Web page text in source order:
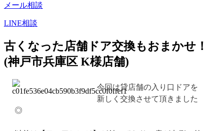
メール相談
LINE相談
古くなった店舗ドア交換もおまかせ！
(神戸市兵庫区 K様店舗)
今回は貸店舗の入り口ドアを
新しく交換させて頂きました
◎